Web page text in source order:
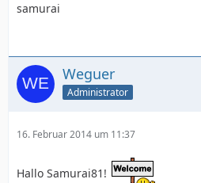
samurai
Weguer
Administrator
16. Februar 2014 um 11:37
Hallo Samurai81!